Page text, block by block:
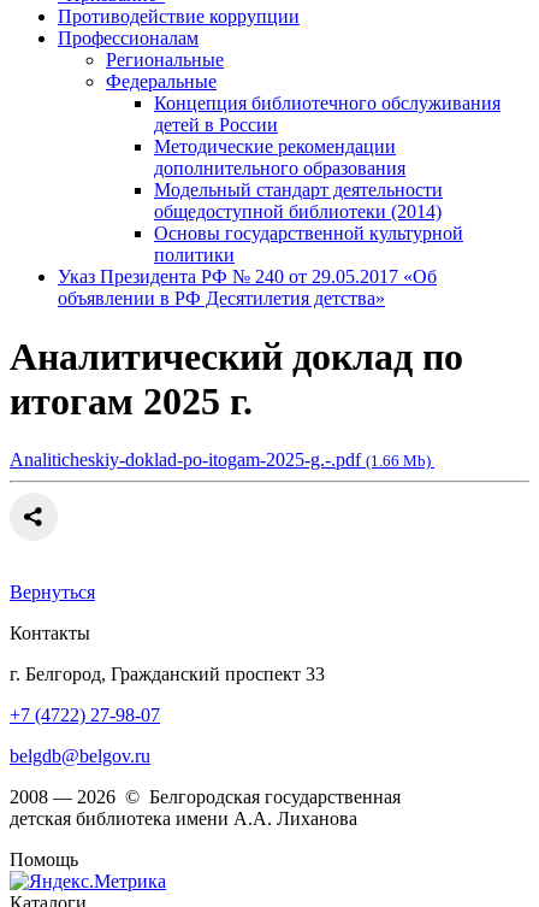
Противодействие коррупции
Профессионалам
Региональные
Федеральные
Концепция библиотечного обслуживания
детей в России
Методические рекомендации
дополнительного образования
Модельный стандарт деятельности
общедоступной библиотеки (2014)
Основы государственной культурной
политики
Указ Президента РФ № 240 от 29.05.2017 «Об
объявлении в РФ Десятилетия детства»
Аналитический доклад по
итогам 2025 г.
Analiticheskiy-doklad-po-itogam-2025-g.-.pdf (1.66 Mb)
Вернуться
Контакты
г. Белгород, Гражданский проспект 33
+7 (4722) 27-98-07
belgdb@belgov.ru
2008 — 2026 © Белгородская государственная
детская библиотека имени А.А. Лиханова
Помощь